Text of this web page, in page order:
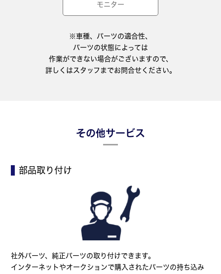
モニター
※車種、パーツの適合性、
パーツの状態によっては
作業ができない場合がございますので、
詳しくはスタッフまでお問合せください。
その他サービス
部品取り付け
社外パーツ、純正パーツの取り付けできます。
インターネットやオークションで購入されたパーツの持ち込み